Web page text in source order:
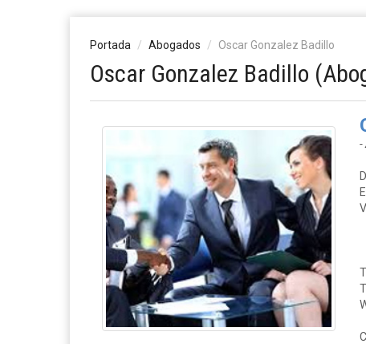
Portada Abogados Oscar Gonzalez Badillo
Oscar Gonzalez Badillo
-